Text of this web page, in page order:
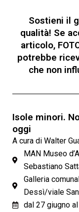
Sostieni il
qualità! Se
articolo,
potrebbe
che non
Isole minori.
oggi
A cura di Walter
MAN Museo
Sebastiano
Galleria
Dessì/viale
dal 27 giugno